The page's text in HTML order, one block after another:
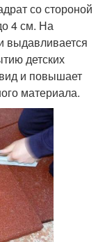
со стороной
4 см. На
выдавливается
детских
и повышает
материала.